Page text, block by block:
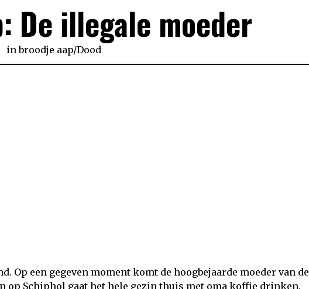
De illegale moeder
in broodje aap/Dood
Op een gegeven moment komt de hoogbejaarde moeder van de
op Schiphol gaat het hele gezin thuis met oma koffie drinken.